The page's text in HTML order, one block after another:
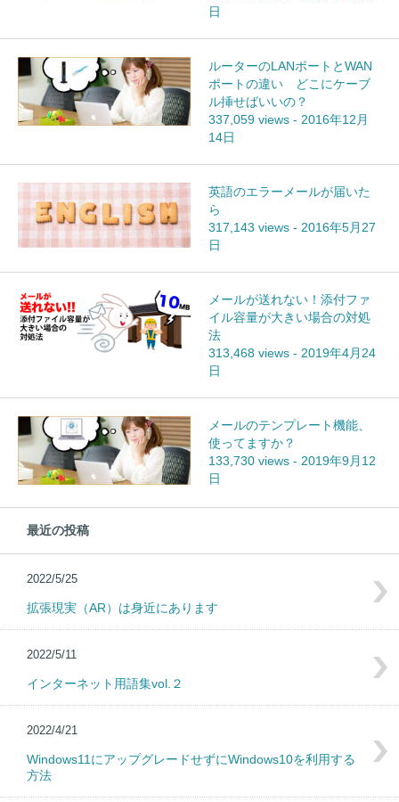
日
ルーターのLANポートとWAN
ポートの違い どこにケーブ
ル挿せばいいの？
337,059 views - 2016年12月
14日
英語のエラーメールが届いた
ら
317,143 views - 2016年5月27
日
メールが送れない！添付ファ
イル容量が大きい場合の対処
法
313,468 views - 2019年4月24
日
メールのテンプレート機能、
使ってますか？
133,730 views - 2019年9月12
日
最近の投稿
2022/5/25
拡張現実（AR）は身近にあります
2022/5/11
インターネット用語集vol.２
2022/4/21
Windows11にアップグレードせずにWindows10を利用する
方法